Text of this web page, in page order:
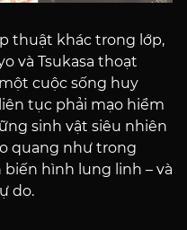
thuật khác trong lớp,
và Tsukasa thoạt
cuộc sống huy
tục phải mạo hiểm
sinh vật siêu nhiên
quang như trong
hình lung linh – và
do.